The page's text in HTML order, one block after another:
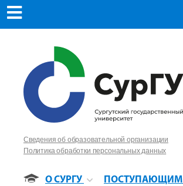
Сведения об образовательной организации
Политика обработки персональных данных
О СУРГУ ПОСТУПАЮЩИМ